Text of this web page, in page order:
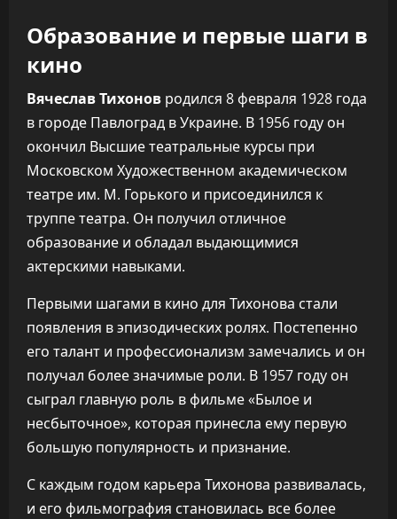
Образование и первые шаги в
кино
Вячеслав Тихонов родился 8 февраля 1928 года
в городе Павлоград в Украине. В 1956 году он
окончил Высшие театральные курсы при
Московском Художественном академическом
театре им. М. Горького и присоединился к
труппе театра. Он получил отличное
образование и обладал выдающимися
актерскими навыками.
Первыми шагами в кино для Тихонова стали
появления в эпизодических ролях. Постепенно
его талант и профессионализм замечались и он
получал более значимые роли. В 1957 году он
сыграл главную роль в фильме «Былое и
несбыточное», которая принесла ему первую
большую популярность и признание.
С каждым годом карьера Тихонова развивалась,
и его фильмография становилась все более